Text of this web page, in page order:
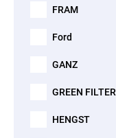
FRAM
Ford
GANZ
GREEN FILTER
HENGST